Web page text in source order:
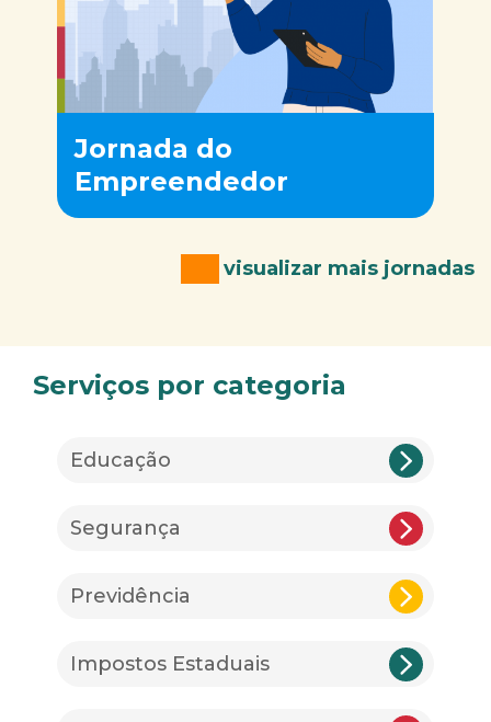
Jornada do
Empreendedor
visualizar mais jornadas
Serviços por categoria
Educação
Segurança
Previdência
Impostos Estaduais